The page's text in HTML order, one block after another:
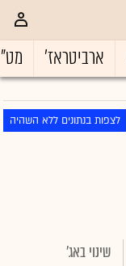
ארביטראז'
לצפות בנתונים ללא השהיה
שינוי באג'